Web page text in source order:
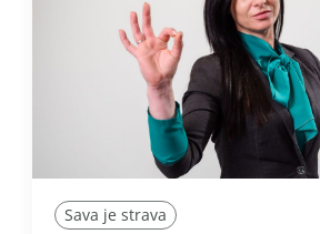
Sava je strava